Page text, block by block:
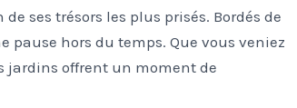
ses trésors les plus prisés. Bordés de
hors du temps. Que vous veniez
jardins offrent un moment de